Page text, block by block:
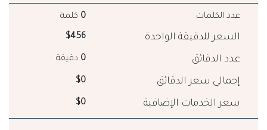
عدد الكلمات 0 كلمة
السعر للدقيقة الواحدة $456
عدد الدقائق 0 دقيقة
إجمالي سعر الدقائق $0
سعر الخدمات الإضافية $0